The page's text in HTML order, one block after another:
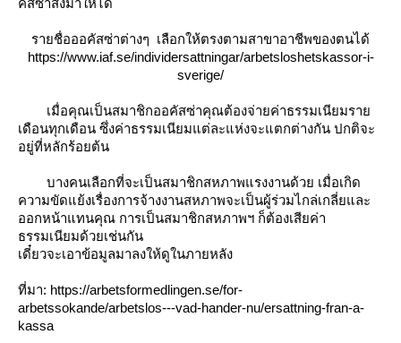
คัสซ่าส่งมาให้ได้
รายชื่อออคัสซ่าต่างๆ เลือกให้ตรงตามสาขาอาชีพของตนได้
https://www.iaf.se/individersattningar/arbetsloshetskassor-i-
sverige/
เมื่อคุณเป็นสมาชิกออคัสซ่าคุณต้องจ่ายค่าธรรมเนียมรา
เดือนทุกเดือน ซึ่งค่าธรรมเนียมแต่ละแห่งจะแตกต่างกัน ปกติจะ
อยู่ที่หลักร้อยต้น
บางคนเลือกที่จะเป็นสมาชิกสหภาพแรงงานด้วย เมื่อเกิด
ความขัดแย้งเรื่องการจ้างงานสหภาพจะเป็นผู้ร่วมไกล่เกลี่ยและ
ออกหน้าแทนคุณ การเป็นสมาชิกสหภาพฯ ก็ต้องเสียค่า
ธรรมเนียมด้วยเช่นกัน
เดี๋ยวจะเอาข้อมูลมาลงให้ดูในภายหลัง
ที่มา: https://arbetsformedlingen.se/for-
arbetssokande/arbetslos---vad-hander-nu/ersattning-fran-a-
kassa